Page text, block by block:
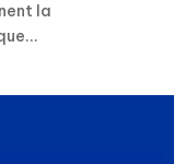
la